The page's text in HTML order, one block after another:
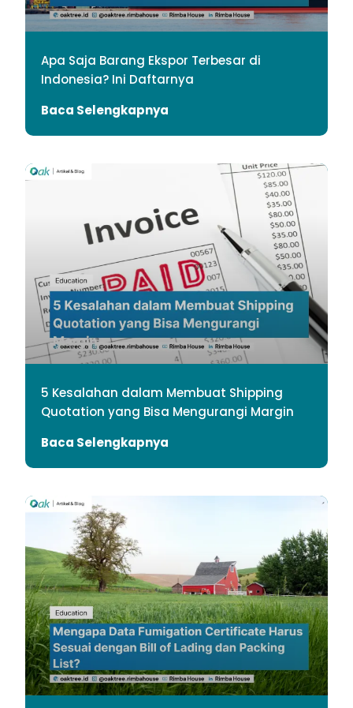
Apa Saja Barang Ekspor Terbesar di
Indonesia? Ini Daftarnya
Baca Selengkapnya
5 Kesalahan dalam Membuat Shipping
Quotation yang Bisa Mengurangi Margin
Baca Selengkapnya